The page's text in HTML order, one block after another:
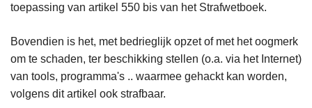
toepassing van artikel 550 bis van het Strafwetboek.
Bovendien is het, met bedrieglijk opzet of met het oogmerk
om te schaden, ter beschikking stellen (o.a. via het Internet)
van tools, programma's .. waarmee gehackt kan worden,
volgens dit artikel ook strafbaar.